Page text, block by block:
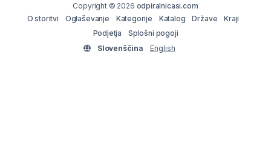
Copyright © 2026 odpiralnicasi.com
O storitvi
Oglaševanje Kategorije Katalog Države
Kraji
Podjetja
Splošni pogoji
Slovenščina
English